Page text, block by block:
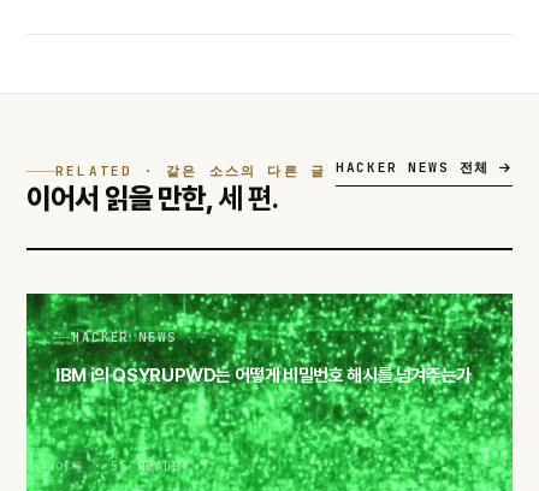
RELATED · 같은 소스의 다른 글
이어서 읽을 만한,세 편.
HACKER NEWS 전체
HACKER NEWS
IBM i의 QSYRUPWD는 어떻게 비밀번호 해시를 넘겨주는가
어제 · 55 READS